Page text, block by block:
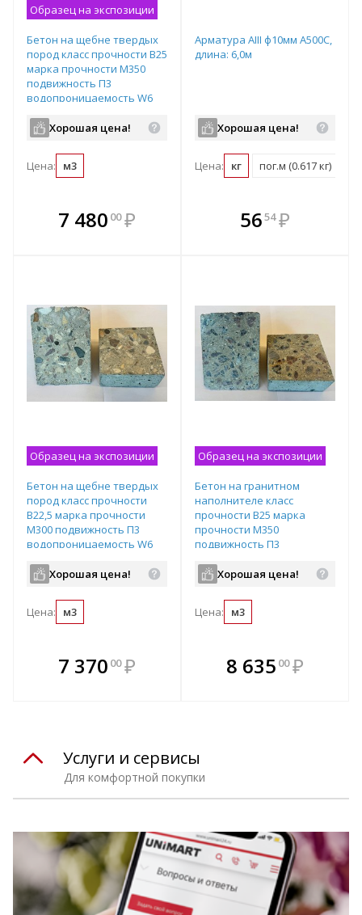
Образец на экспозиции
Бетон на щебне твердых
пород класс прочности B25
марка прочности М350
подвижность П3
водопроницаемость W6
Хорошая цена!
Цена: м3
7 480 00 ₽
В комплекте
всегда выгоднее!
Арматура АIII ф10мм А500С,
длина: 6,0м
Хорошая цена!
Цена: кг пог.м (0.617 кг)
В комплекте
всегда выгоднее!
5654 ₽
Образец на экспозиции
Бетон на щебне твердых
пород класс прочности
B22,5 марка прочности
М300 подвижность П3
водопроницаемость W6
Хорошая цена!
Цена: м3
7 370 00 ₽
В комплекте
всегда выгоднее!
Образец на экспозиции
Бетон на гранитном
наполнителе класс
прочности B25 марка
прочности М350
подвижность П3
Хорошая цена!
Цена: м3
В комплекте
всегда выгоднее!
8 635 00 ₽
Для комфортной покупки
Услуги и сервисы